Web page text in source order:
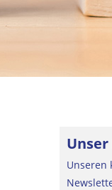
Unseren